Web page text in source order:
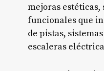
mejoras
funcionales que
de pistas,
escaleras